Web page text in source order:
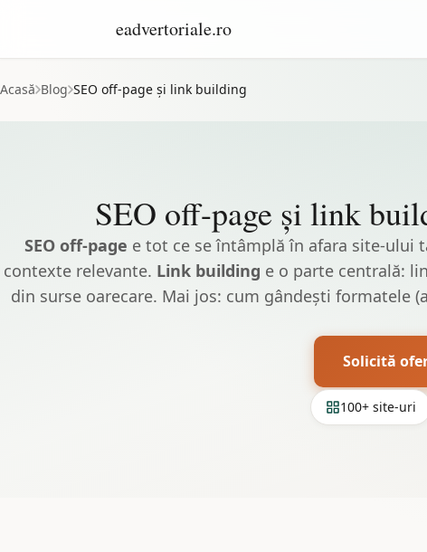
eadvertoriale.ro
Acasă Blog SEO off-page și link building
SEO off-page și link
SEO off-page e tot ce se întâmplă în afara site-ului
contexte relevante. Link building e o parte centrală:
din surse oarecare. Mai jos: cum gândești formatele
Solicită
100+ site-uri